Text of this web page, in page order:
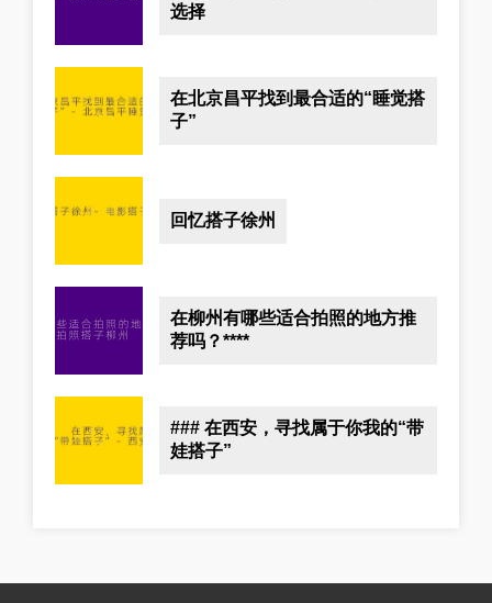
选择
在北京昌平找到最合适的“睡觉搭
子”
回忆搭子徐州
在柳州有哪些适合拍照的地方推
荐吗？****
### 在西安，寻找属于你我的“带
娃搭子”